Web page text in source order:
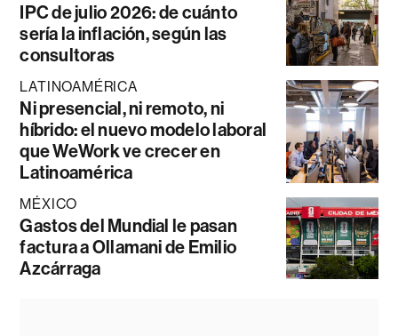
IPC de julio 2026: de cuánto
sería la inflación, según las
consultoras
LATINOAMÉRICA
Ni presencial, ni remoto, ni
híbrido: el nuevo modelo laboral
que WeWork ve crecer en
Latinoamérica
MÉXICO
Gastos del Mundial le pasan
factura a Ollamani de Emilio
Azcárraga